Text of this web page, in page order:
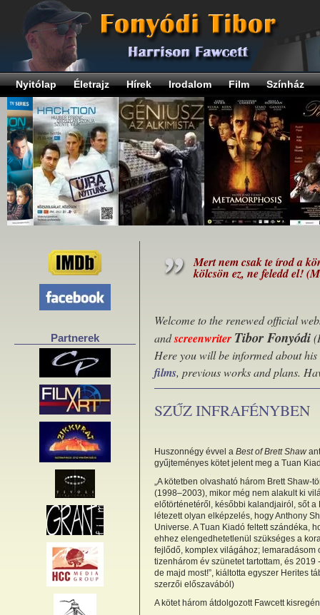
Nyitólap Életrajz Hírek Irodalom Film Színház
Partnerek
Mert nem csak te írod a
kölcsön ez, ne feledd el!
Welcome to the renewed official
andscreenwriter Tibor Fonyódi
Here you will be informed about
films, previous works and plans.
SZŰZ INFRAFÉNYBEN
Huszonnégy évvel a Best of Brett Shaw
gyűjteményes kötet jelent meg a Tuan
„A kötetben olvasható három Brett
(1998–2003), mikor még nem alakult ki
előtörténetéről, későbbi kalandjairól, sőt
létezett olyan elképzelés, hogy Anthony
Universe. A Tuan Kiadó feltett szándéka,
ehhez elengedhetetlenül szükséges a
fejlődő, komplex világához;
tizenhárom év szünetet tartottam, és
de majd most!”, kiáltotta egyszer Herites
szerzői előszavából)
A kötet három átdolgozott Fawcett